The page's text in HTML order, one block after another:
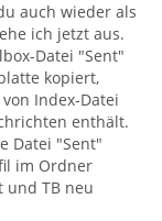
auch wieder als
ich jetzt aus.
Datei "Sent"
kopiert,
Index-Datei
enthält.
Datei "Sent"
im Ordner
TB neu